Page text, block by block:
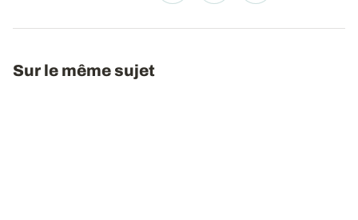
Sur le même sujet